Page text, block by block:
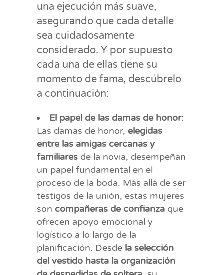
una ejecución más suave,
asegurando que cada detalle
sea cuidadosamente
considerado. Y por supuesto
cada una de ellas tiene su
momento de fama, descúbrelo
a continuación:
El papel de las damas de honor:
Las damas de honor, elegidas
entre las amigas cercanas y
familiares de la novia, desempeñan
un papel fundamental en el
proceso de la boda. Más allá de ser
testigos de la unión, estas mujeres
son compañeras de confianza que
ofrecen apoyo emocional y
logístico a lo largo de la
planificación. Desde la selección
del vestido hasta la organización